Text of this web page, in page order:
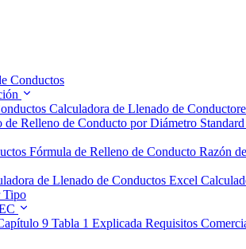
Conductos
Calculadora de Llenado de
de Relleno de Conducto por Diámetro
Fórmula de Relleno de Conducto Razón
de Llenado de Conductos Excel
Tipo
9 Tabla 1 Explicada Requisitos